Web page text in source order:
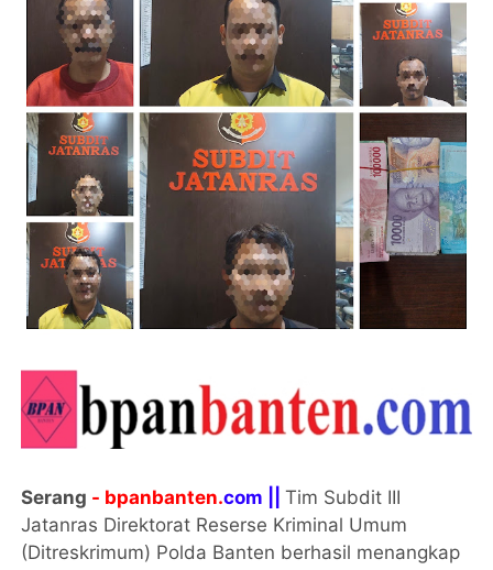
Serang - bpanbanten.com ||Tim Subdit III
Jatanras Direktorat Reserse Kriminal Umum
(Ditreskrimum) Polda Banten berhasil menangkap